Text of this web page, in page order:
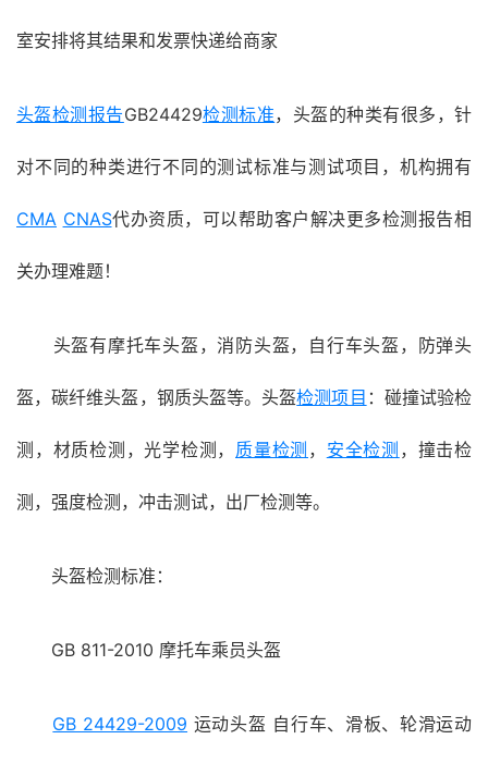
室安排将其结果和发票快递给商家
头盔检测报告GB24429检测标准，头盔的种类有很多，针
对不同的种类进行不同的测试标准与测试项目，机构拥有
CMA CNAS代办资质，可以帮助客户解决更多检测报告相
关办理难题！
头盔有摩托车头盔，消防头盔，自行车头盔，防弹头
盔，碳纤维头盔，钢质头盔等。头盔检测项目 ：碰撞试验检
测，材质检测，光学检测， 质量检测 ， 安全检测 ，撞击检
测，强度检测，冲击测试，出厂检测等。
头盔检测标准：
GB 811-2010 摩托车乘员头盔
GB 24429-2009 运动头盔 自行车、滑板、轮滑运动